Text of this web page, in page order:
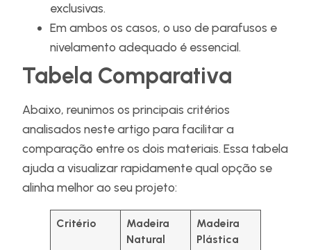
exclusivas.
Em ambos os casos, o uso de parafusos e
nivelamento adequado é essencial.
Tabela Comparativa
Abaixo, reunimos os principais critérios
analisados neste artigo para facilitar a
comparação entre os dois materiais. Essa tabela
ajuda a visualizar rapidamente qual opção se
alinha melhor ao seu projeto:
Critério
Madeira
Natural
Madeira
Plástica